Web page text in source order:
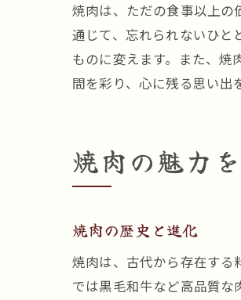
焼肉は、ただの食事以上の
通じて、忘れられないひと
ものに変えます。また、
間を彩り、心に残る思い出
焼肉の魅力
焼肉の歴史と進化
焼肉は、古代から存在する
では黒毛和牛など高品質